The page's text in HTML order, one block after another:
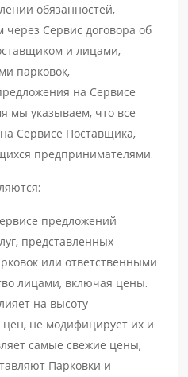
обязанностей,
Сервис договора об
и лицами,
парковок,
на Сервисе
мы указываем, что все
Сервисе Поставщика,
предпринимателями.
предложений
представленных
или ответственными
лицами, включая цены.
на высоту
не модифицирует их и
самые свежие цены,
Парковки и